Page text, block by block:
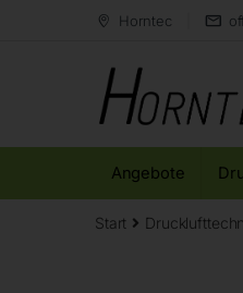
Horntec
Angebote
Start